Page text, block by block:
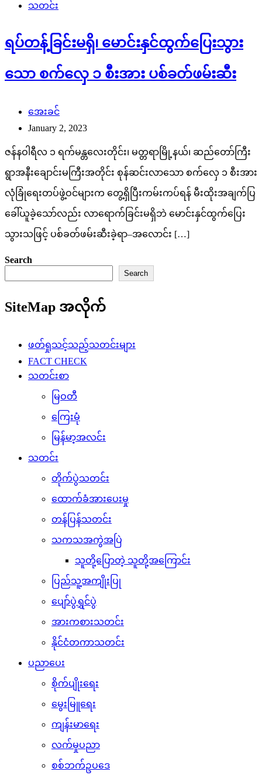
သတင်း
ရပ်တန့်ခြင်းမရှိ၊ မောင်းနှင်ထွက်ပြေးသွား
သော စက်လှေ ၁ စီးအား ပစ်ခတ်ဖမ်းဆီး
အေးခင်
January 2, 2023
ဇန်နဝါရီလ ၁ ရက်မန္တလေးတိုင်း၊ မတ္တရာမြို့နယ်၊ ဆည်တော်ကြီး
ရွာအနီးချောင်းမကြီးအတိုင်း စုန်ဆင်းလာသော စက်လှေ ၁ စီးအား
လုံခြုံရေးတပ်ဖွဲ့ဝင်များက တွေ့ရှိပြီးကမ်းကပ်ရန် မီးထိုးအချက်ပြ
ခေါ်ယူခဲ့သော်လည်း လာရောက်ခြင်းမရှိဘဲ မောင်းနှင်ထွက်ပြေး
သွားသဖြင့် ပစ်ခတ်ဖမ်းဆီးခဲ့ရာ–အလောင်း […]
Search
Search
SiteMap အလိုက်
ဖတ်ရှုသင့်သည့်သတင်းများ
FACT CHECK
သတင်းစာ
မြဝတီ
ကြေးမုံ
မြန်မာ့အလင်း
သတင်း
တိုက်ပွဲသတင်း
ထောက်ခံအားပေးမှု
တန်ပြန်သတင်း
သကသအကွဲအပြဲ
သူတို့ပြောတဲ့ သူတို့အကြောင်း
ပြည်သူ့အကျိုးပြု
ပျော်ပွဲရွှင်ပွဲ
အားကစားသတင်း
နိုင်ငံတကာသတင်း
ပညာပေး
စိုက်ပျိုးရေး
မွေးမြူရေး
ကျန်းမာရေး
လက်မှုပညာ
စစ်ဘက်ဥပဒေ